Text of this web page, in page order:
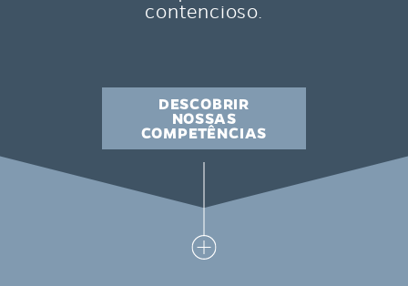
contencioso.
DESCOBRIR
NOSSAS
COMPETÊNCIAS